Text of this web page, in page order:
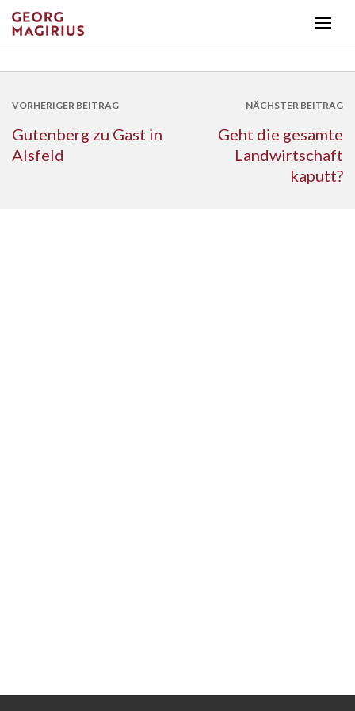
VORHERIGER BEITRAG
Gutenberg zu Gast in
Alsfeld
NÄCHSTER BEITRAG
Geht die gesamte
Landwirtschaft
kaputt?